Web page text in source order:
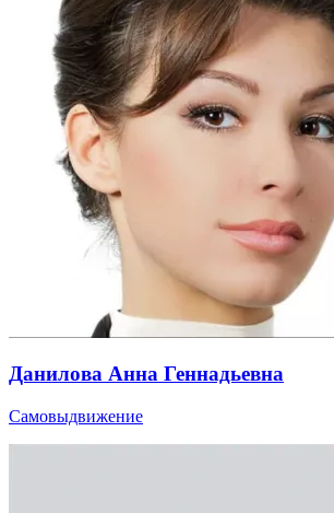
Данилова Анна Геннадьевна
Самовыдвижение